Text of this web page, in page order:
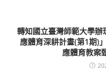
轉知國立臺灣師範大學
應體育深耕計畫(第1期)
應體育教案